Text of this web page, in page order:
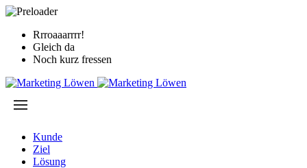
Rrroaaarrrr!
Gleich da
Noch kurz fressen
Kunde
Ziel
Lösung